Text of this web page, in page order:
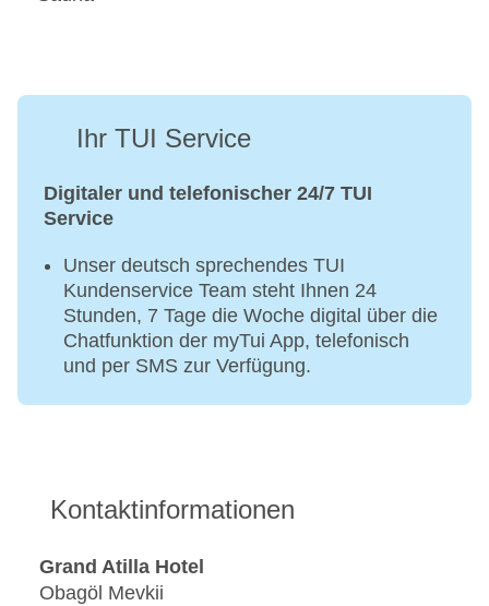
Ihr TUI Service
Digitaler und telefonischer 24/7 TUI
Service
Unser deutsch sprechendes TUI
Kundenservice Team steht Ihnen 24
Stunden, 7 Tage die Woche digital über die
Chatfunktion der myTui App, telefonisch
und per SMS zur Verfügung.
Kontaktinformationen
Grand Atilla Hotel
Obagöl Mevkii